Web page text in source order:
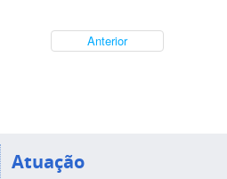
Anterior
Atuação